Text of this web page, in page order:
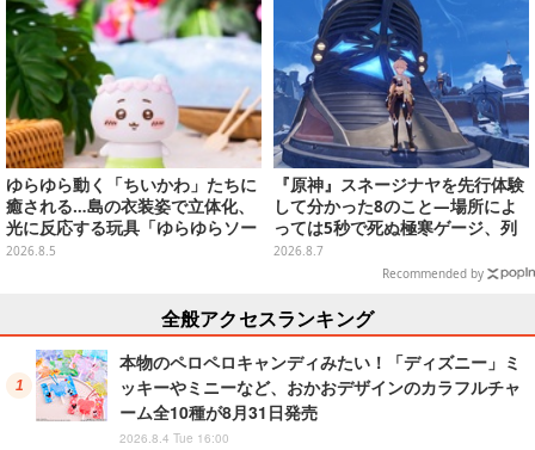
ゆらゆら動く「ちいかわ」たちに
癒される…島の衣装姿で立体化、
光に反応する玩具「ゆらゆらソー
ラー」全8種が全国アミューズメ
2026.8.5
『原神』スネージナヤを先行体験
して分かった8のこと―場所によ
っては5秒で死ぬ極寒ゲージ、列
車は“ダイナミック途中下車”可能
など自由度高め
2026.8.7
Recommended by
全般アクセスランキング
本物のペロペロキャンディみたい！「ディズニー」ミ
ッキーやミニーなど、おかおデザインのカラフルチャ
ーム全10種が8月31日発売
2026.8.4 Tue 16:00